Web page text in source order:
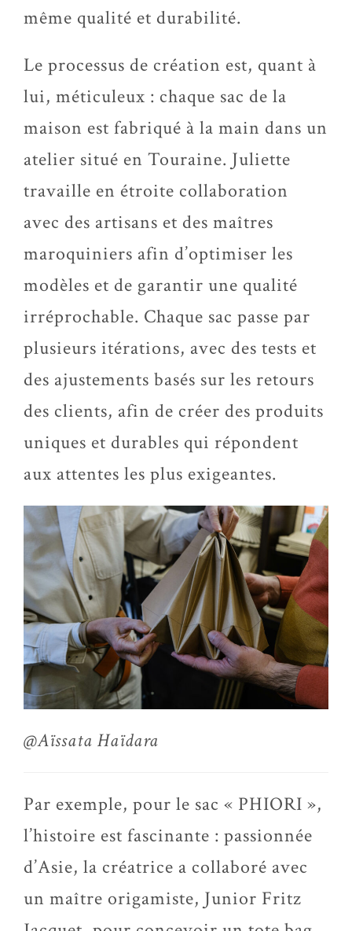
même qualité et durabilité.
Le processus de création est, quant à
lui, méticuleux : chaque sac de la
maison est fabriqué à la main dans un
atelier situé en Touraine. Juliette
travaille en étroite collaboration
avec des artisans et des maîtres
maroquiniers afin d’optimiser les
modèles et de garantir une qualité
irréprochable. Chaque sac passe par
plusieurs itérations, avec des tests et
des ajustements basés sur les retours
des clients, afin de créer des produits
uniques et durables qui répondent
aux attentes les plus exigeantes.
@Aïssata Haïdara
Par exemple, pour le sac « PHIORI »,
l’histoire est fascinante : passionnée
d’Asie, la créatrice a collaboré avec
un maître origamiste, Junior Fritz